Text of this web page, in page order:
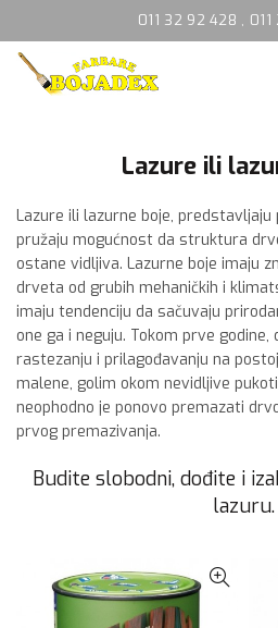
011 32 92 428 ,
Lazure ili
Lazure ili lazurne boje, predstavljaju
pružaju mogućnost da struktura
ostane vidljiva. Lazurne boje imaju
drveta od grubih mehaničkih i
imaju tendenciju da sačuvaju
one ga i neguju. Tokom prve
rastezanju i prilagođavanju na
malene, golim okom nevidljive
neophodno je ponovo premazati
prvog premazivanja.
Budite slobodni, dođite i
lazuru.